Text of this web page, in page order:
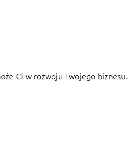
Ci w rozwoju Twojego biznesu.